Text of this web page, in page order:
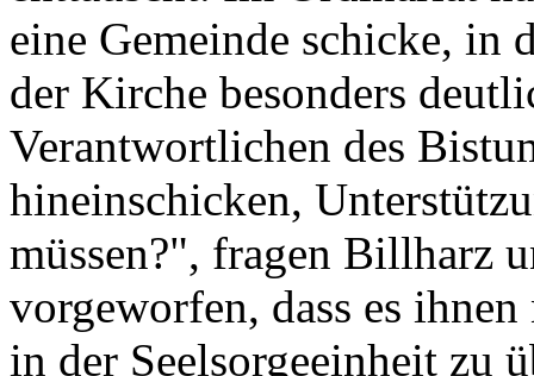
eine Gemeinde schicke, in
der Kirche besonders
Verantwortlichen des
hineinschicken,
müssen?", fragen Billharz
vorgeworfen, dass es
in der Seelsorgeeinheit zu